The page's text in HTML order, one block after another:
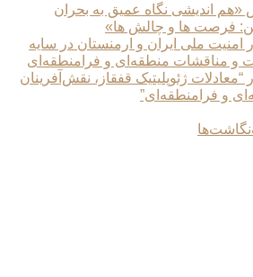
«هم اندیشی نگاه عمیق به بحران
فرصت ها و چالش ها»
امنیت ملی ایران و ارمنستان در سایه
و مناقشات منطقه‌ای و فرامنطقه‌ای
“معادلات ژئوپلیتیک قفقاز، نقش‌آفرینان
و فرامنطقه‌ای”